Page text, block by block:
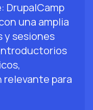
DrupalCamp
una amplia
y sesiones
para